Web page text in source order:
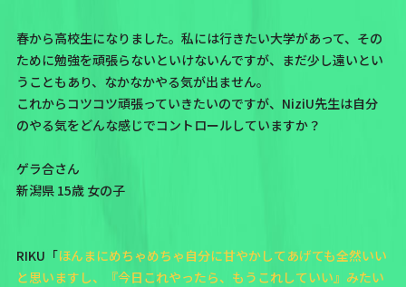
春から高校生になりました。私には行きたい大学があって、その
ために勉強を頑張らないといけないんですが、まだ少し遠いとい
うこともあり、なかなかやる気が出ません。
これからコツコツ頑張っていきたいのですが、NiziU先生は自分
のやる気をどんな感じでコントロールしていますか？
ゲラ合さん
新潟県 15歳 女の子
RIKU「ほんまにめちゃめちゃ自分に甘やかしてあげても全然いい
と思いますし、『今日これやったら、もうこれしていい』みたい